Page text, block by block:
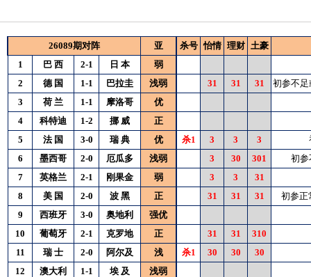
26089期对阵 亚 杀号 怡情 理财
土豪
1
巴 西 2-1 日 本
弱
2
德 国 1-1 巴拉圭 浅弱 31 31 31
初参不
3
荷 兰 1-1 摩洛哥
优
4
科特迪 1-2 挪 威
正
5
法 国 3-0 瑞 典 优 杀1 3 3 3
6
墨西哥 2-0 厄瓜多 浅弱 3 30 301
初参
7
英格兰 2-1 刚果金 弱 3 3
31
8
美 国 2-0 波 黑 正 31 31 31
初参正
9
西班牙 3-0 奥地利
强优
10
葡萄牙 2-1 克罗地 正 31 31
310
11
瑞 士 2-0 阿尔及 浅 杀1 30 30
30
12
澳大利 1-1 埃 及
浅弱